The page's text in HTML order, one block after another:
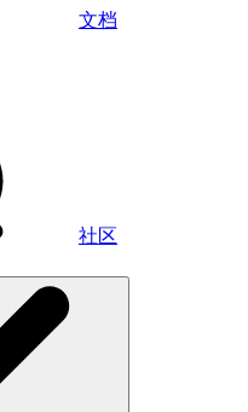
文档
社区